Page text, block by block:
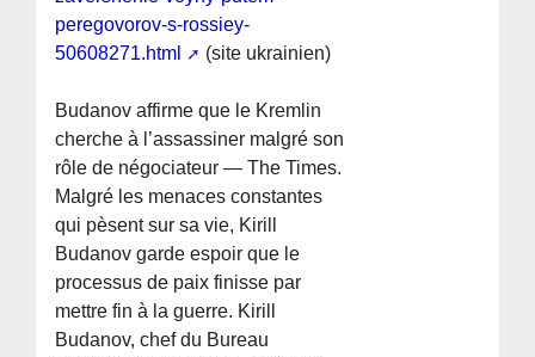
peregovorov-s-rossiey-
50608271.html
(site ukrainien)
Budanov affirme que le Kremlin
cherche à l’assassiner malgré son
rôle de négociateur — The Times.
Malgré les menaces constantes
qui pèsent sur sa vie, Kirill
Budanov garde espoir que le
processus de paix finisse par
mettre fin à la guerre. Kirill
Budanov, chef du Bureau